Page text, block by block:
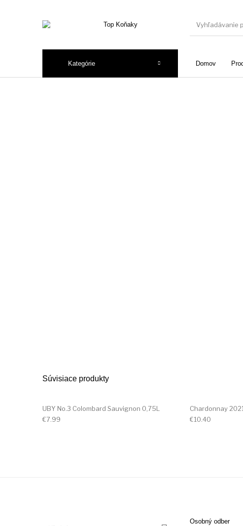
Domov
Kategórie
Súvisiace produkty
UBY No.3 Colombard Sauvignon 0,75L
€7.99
Chardonnay 2021
€10.40
Osobný odber